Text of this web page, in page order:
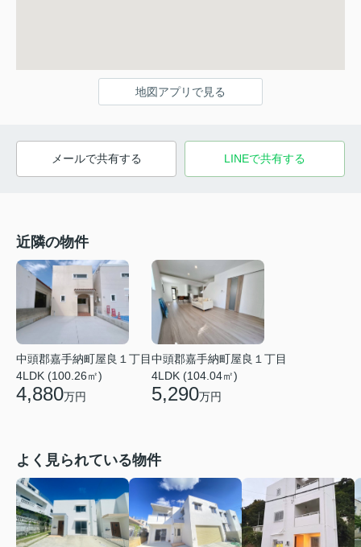
地図アプリで見る
メールで共有する LINEで共有する
近隣の物件
中頭郡嘉手納町屋良１丁目
4LDK (100.26㎡)
4,880万円
中頭郡嘉手納町屋良１丁目
4LDK (104.04㎡)
5,290万円
よく見られている物件